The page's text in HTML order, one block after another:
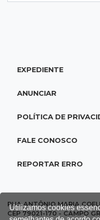
Utilizamos cookies
20:15Pedro Juan
ligada a laboratório
Suspeitos de
cotado a R$ 5,08
EXPEDIENTE
ANUNCIAR
POLÍTICA DE
FALE CONOSCO
REPORTAR ERRO
RUA ANTÔNIO MARIA
CEP 79021-170 - CAMPO